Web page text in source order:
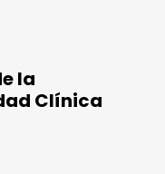
la
Clínica